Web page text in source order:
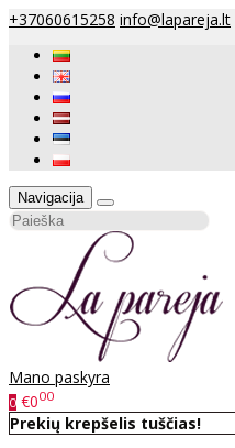
+37060615258 info@lapareja.lt
Navigacija
Mano paskyra
0 €000
Prekių krepšelis tuščias!